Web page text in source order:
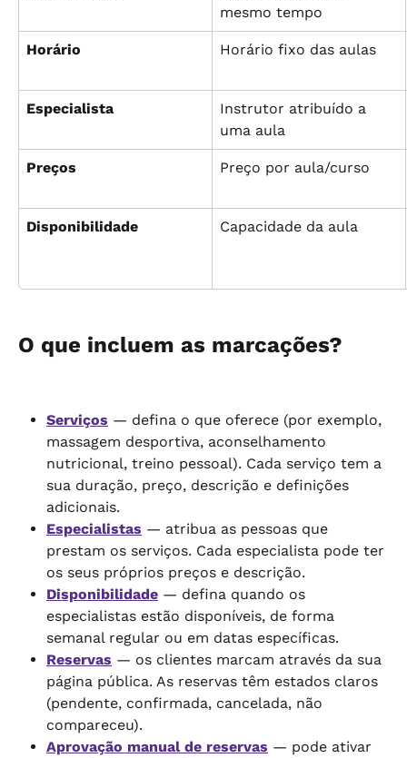
mesmo tempo
Horário Horário fixo das aulas
Especialista
Instrutor atribuído a
uma aula
Preços Preço por aula/curso
Disponibilidade Capacidade da aula
O que incluem as marcações?
Serviços — defina o que oferece (por exemplo,
massagem desportiva, aconselhamento
nutricional, treino pessoal). Cada serviço tem a
sua duração, preço, descrição e definições
adicionais.
Especialistas — atribua as pessoas que
prestam os serviços. Cada especialista pode ter
os seus próprios preços e descrição.
Disponibilidade — defina quando os
especialistas estão disponíveis, de forma
semanal regular ou em datas específicas.
Reservas — os clientes marcam através da sua
página pública. As reservas têm estados claros
(pendente, confirmada, cancelada, não
compareceu).
Aprovação manual de reservas — pode ativar